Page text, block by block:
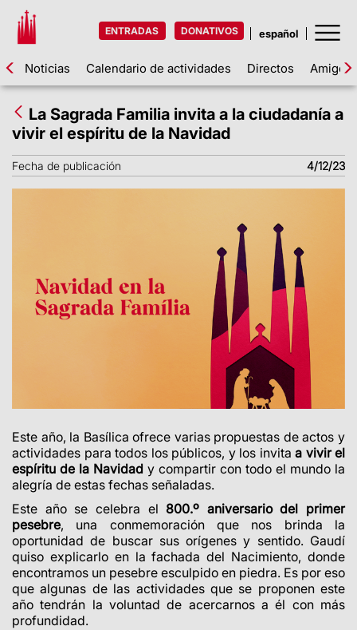
ENTRADAS DONATIVOS
Noticias Calendario de actividades Directos Amigos
La Sagrada Familia invita a la ciudadanía a
vivir el espíritu de la Navidad
Fecha de publicación 4/12/23
Este año, la Basílica ofrece varias propuestas de actos y
actividades para todos los públicos, y los invita a vivir el
espíritu de la Navidad y compartir con todo el mundo la
alegría de estas fechas señaladas.
Este año se celebra el 800.º aniversario del primer
pesebre, una conmemoración que nos brinda la
oportunidad de buscar sus orígenes y sentido. Gaudí
quiso explicarlo en la fachada del Nacimiento, donde
encontramos un pesebre esculpido en piedra. Es por eso
que algunas de las actividades que se proponen este
año tendrán la voluntad de acercarnos a él con más
profundidad.